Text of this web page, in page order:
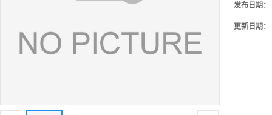
发布日期：
更新日期：